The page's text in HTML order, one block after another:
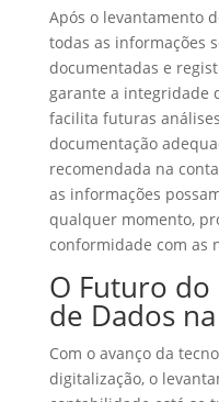
Após o levantamento
todas as informações
documentadas e
garante a integridade
facilita futuras
documentação
recomendada na
as informações
qualquer momento,
conformidade com as
O Futuro
de Dados
Com o avanço da
digitalização, o